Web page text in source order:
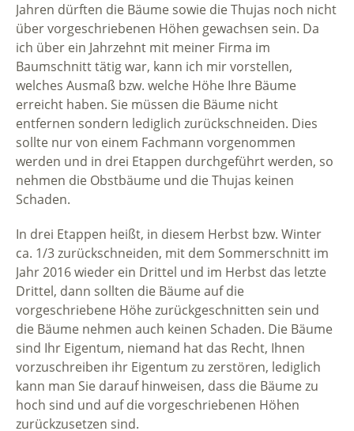
Jahren dürften die Bäume sowie die Thujas noch nicht
über vorgeschriebenen Höhen gewachsen sein. Da
ich über ein Jahrzehnt mit meiner Firma im
Baumschnitt tätig war, kann ich mir vorstellen,
welches Ausmaß bzw. welche Höhe Ihre Bäume
erreicht haben. Sie müssen die Bäume nicht
entfernen sondern lediglich zurückschneiden. Dies
sollte nur von einem Fachmann vorgenommen
werden und in drei Etappen durchgeführt werden, so
nehmen die Obstbäume und die Thujas keinen
Schaden.
In drei Etappen heißt, in diesem Herbst bzw. Winter
ca. 1/3 zurückschneiden, mit dem Sommerschnitt im
Jahr 2016 wieder ein Drittel und im Herbst das letzte
Drittel, dann sollten die Bäume auf die
vorgeschriebene Höhe zurückgeschnitten sein und
die Bäume nehmen auch keinen Schaden. Die Bäume
sind Ihr Eigentum, niemand hat das Recht, Ihnen
vorzuschreiben ihr Eigentum zu zerstören, lediglich
kann man Sie darauf hinweisen, dass die Bäume zu
hoch sind und auf die vorgeschriebenen Höhen
zurückzusetzen sind.